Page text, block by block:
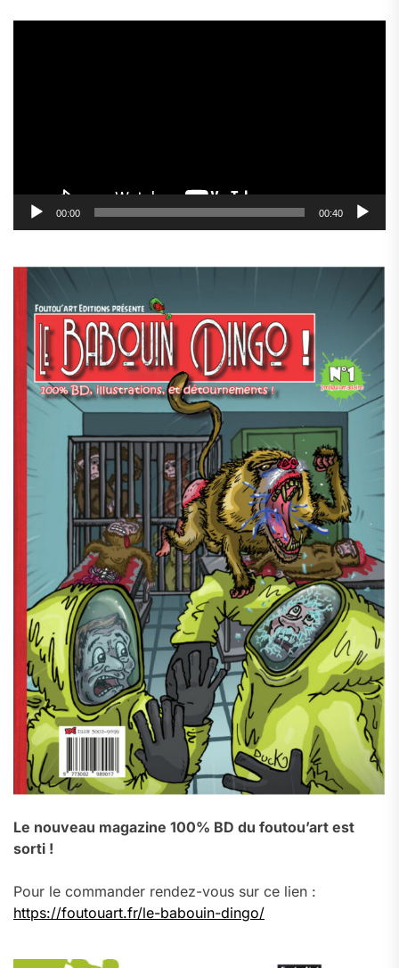
00:00 00:40
Le nouveau magazine 100% BD du foutou’art est
sorti !
Pour le commander rendez-vous sur ce lien :
https://foutouart.fr/le-babouin-dingo/